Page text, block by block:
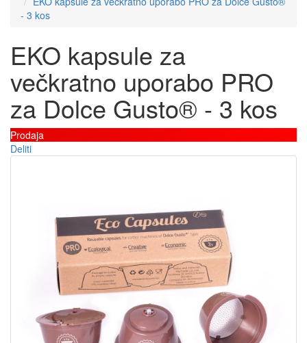
- 3 kos
EKO kapsule za
večkratno uporabo PRO
za Dolce Gusto® - 3 kos
Prodaja
Deliti